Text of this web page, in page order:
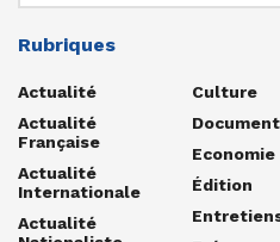
Rubriques
Actualité
Actualité
Française
Actualité
Internationale
Actualité
Culture
Economie
Édition